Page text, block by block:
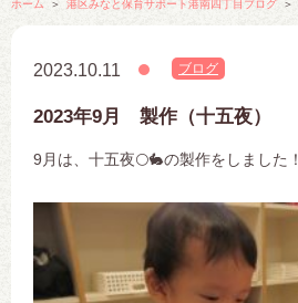
ホーム 港区みなと保育サポート港南四丁目ブログ
2023.10.11 ブログ
2023年9月 製作（十五夜）
9月は、十五夜🌕🐇の製作をしました！